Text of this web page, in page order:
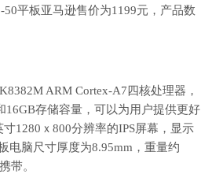
平板亚马逊售价为1199元，产品数
ARM Cortex-A7四核处理器，
16GB存储容量，可以为用户提供更好
1280ｘ800分辨率的IPS屏幕，显示
电脑尺寸厚度为8.95mm，重量约
带。